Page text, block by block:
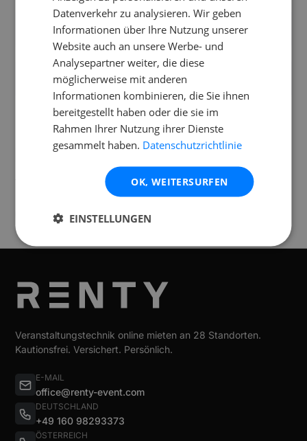
Kann ich Mikrofon und Instrument direkt
anstecken?
Wie schwer ist der JBL PRX915 und wie
transportiere ich ihn?
Standorte
Verfügbar an folgendenStandorten
Veranstaltungstechnik online mieten an 28 Standorten.
Kautionsfrei. Versichert. Persönlich.
E-MAIL
office@renty-event.com
DEUTSCHLAND
+49 160 98293373
ÖSTERREICH
Datenverkehr zu analysieren. Wir geben
Informationen über Ihre Nutzung unserer
Website auch an unsere Werbe- und
Analysepartner weiter, die diese
möglicherweise mit anderen
Informationen kombinieren, die Sie ihnen
bereitgestellt haben oder die sie im
Rahmen Ihrer Nutzung ihrer Dienste
gesammelt haben. Datenschutzrichtlinie
OK, WEITERSURFEN
EINSTELLUNGEN